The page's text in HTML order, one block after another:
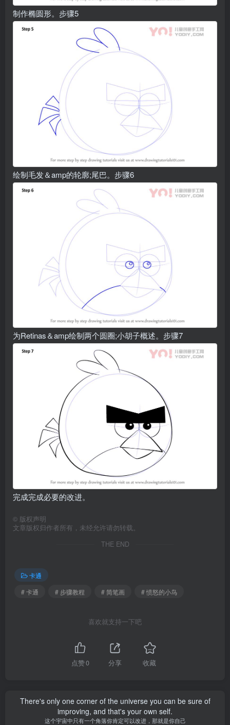
制作椭圆形。步骤5
绘制毛发＆amp的轮廓;尾巴。步骤6
为Retinas＆amp绘制两个圆圈;小胡子概述。步骤7
完成完成必要的改进。
© 版权声明
文章版权归作者所有，未经允许请勿转载。
THE END
卡通
# 卡通
# 步骤教程 # 简笔画 # 愤怒的小鸟
喜欢就支持一下吧
点赞0 分享 收藏
There's only one corner of the universe you can be sure of
improving, and that's your own self.
这个宇宙中只有一个角落你肯定可以改进，那就是你自己